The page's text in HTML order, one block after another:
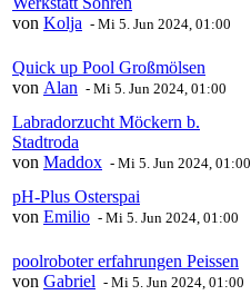
von Kolja - Mi 5. Jun 2024, 01:00
Quick up Pool Großmölsen
von Alan - Mi 5. Jun 2024, 01:00
Labradorzucht Möckern b.
Stadtroda
von Maddox - Mi 5. Jun 2024, 01:00
pH-Plus Osterspai
von Emilio - Mi 5. Jun 2024, 01:00
poolroboter erfahrungen Peissen
von Gabriel - Mi 5. Jun 2024, 01:00